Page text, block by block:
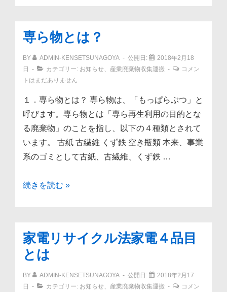
審
査
審
査
基
準
の
改
正
年
専ら物とは？
BY ADMIN-KENSETSUNAGOYA 公開日:
2018年2月18
日
カテゴリー: お知らせ、 産業廃棄物収集運搬
コメン
トはまだありません
１．専ら物とは？ 専ら物は、「もっぱらぶつ」と
呼びます。専ら物とは「専ら再生利用の目的とな
る廃棄物」のことを指し、以下の４種類とされて
います。 古紙 古繊維 くず鉄 空き瓶類 本来、事業
系のゴミとして古紙、古繊維、くず鉄 …
専
は？
続きを読む »
家電リサイクル法家電４品目
とは
BY ADMIN-KENSETSUNAGOYA 公開日:
2018年2月17
日
カテゴリー: お知らせ、 産業廃棄物収集運搬 コメン